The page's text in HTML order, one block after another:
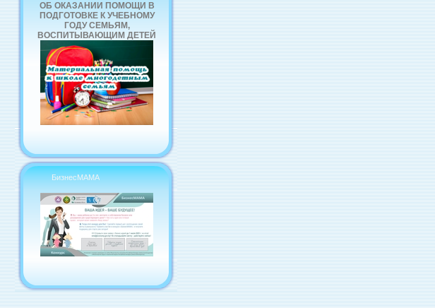
ОБ ОКАЗАНИИ ПОМОЩИ В
ПОДГОТОВКЕ К УЧЕБНОМУ
ГОДУ СЕМЬЯМ,
ВОСПИТЫВАЮЩИМ ДЕТЕЙ
БизнесМАМА